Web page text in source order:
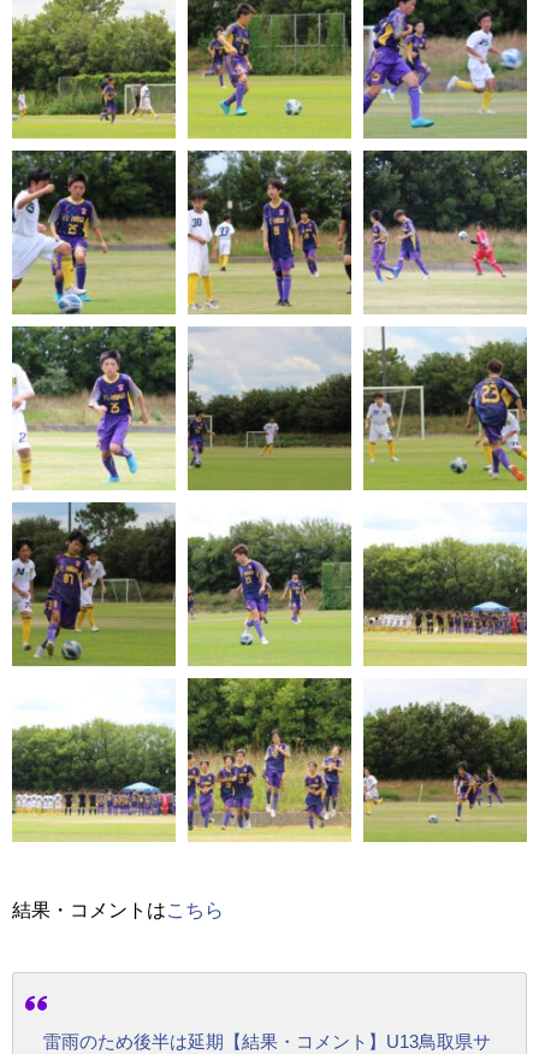
結果・コメントはこちら
雷雨のため後半は延期【結果・コメント】U13鳥取県サ